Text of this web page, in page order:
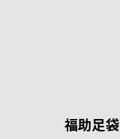
福助足袋